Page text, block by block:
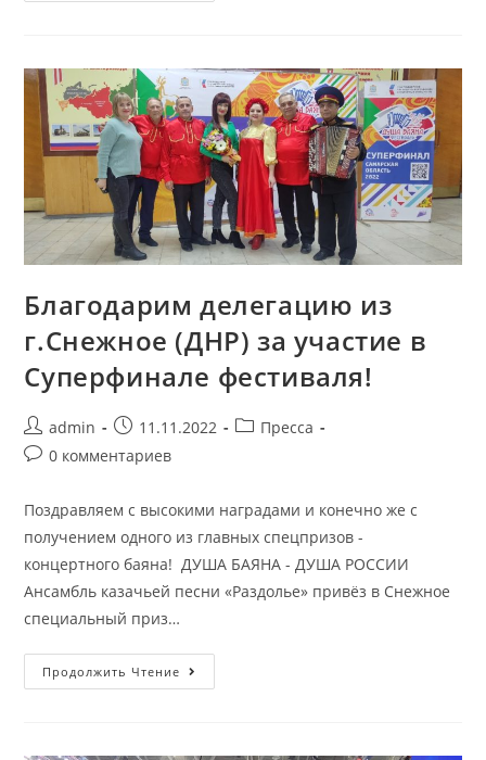
Благодарим делегацию из
г.Снежное (ДНР) за участие в
Суперфинале фестиваля!
admin 11.11.2022
Пресса
0 комментариев
Поздравляем с высокими наградами и конечно же с
получением одного из главных спецпризов -
концертного баяна! ДУША БАЯНА - ДУША РОССИИ
Ансамбль казачьей песни «Раздолье» привёз в Снежное
специальный приз…
Продолжить Чтение